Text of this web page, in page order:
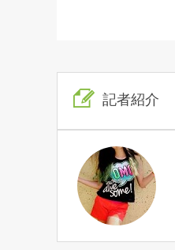
記者紹介